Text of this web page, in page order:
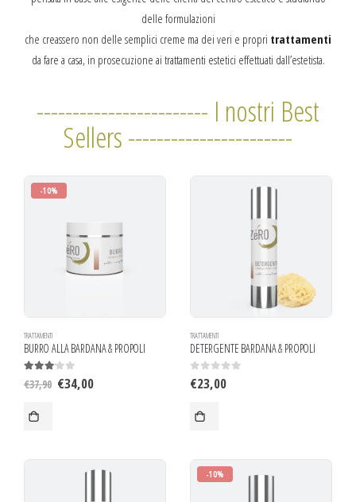
delle formulazioni
che creassero non delle semplici creme ma dei veri e propri trattamenti
da fare a casa, in prosecuzione ai trattamenti estetici effettuati dall’estetista.
------------------------ I nostri Best
Sellers -----------------------
-10%
TRATTAMENTI
BURRO ALLA BARDANA & PROPOLI
out of 5
€37,90 €34,00
TRATTAMENTI
DETERGENTE BARDANA & PROPOLI
0out of 5
€23,00
-10%